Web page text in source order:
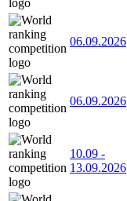
06.09.2026
06.09.2026
10.09 -
13.09.2026